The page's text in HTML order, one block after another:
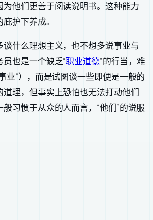
为他们更善于阅读说明书。这种能力
护下养成。
谈什么理想主义，也不想多说事业与
也是一个缺乏“职业道德”的行当，难
业”），而是试图谈一些即便是一般的
道理，但事实上恐怕也无法打动他们
习惯于从众的人而言，“他们”的说服